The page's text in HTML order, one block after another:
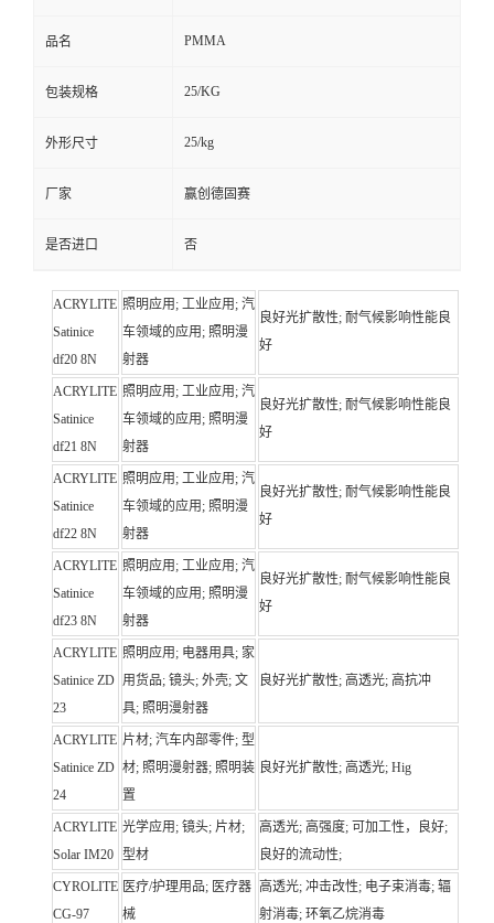
品名 PMMA
包装规格 25/KG
外形尺寸 25/kg
厂家 赢创德固赛
是否进口 否
ACRYLITE
Satinice
df20 8N
照明应用; 工业应用; 汽
车领域的应用; 照明漫
射器
良好光扩散性; 耐气候影响性能良
好
ACRYLITE
Satinice
df21 8N
照明应用; 工业应用; 汽
车领域的应用; 照明漫
射器
良好光扩散性; 耐气候影响性能良
好
ACRYLITE
Satinice
df22 8N
照明应用; 工业应用; 汽
车领域的应用; 照明漫
射器
良好光扩散性; 耐气候影响性能良
好
ACRYLITE
Satinice
df23 8N
照明应用; 工业应用; 汽
车领域的应用; 照明漫
射器
良好光扩散性; 耐气候影响性能良
好
ACRYLITE
Satinice ZD
23
照明应用; 电器用具; 家
用货品; 镜头; 外壳; 文
具; 照明漫射器
良好光扩散性; 高透光; 高抗冲
ACRYLITE
Satinice ZD
24
片材; 汽车内部零件; 型
材; 照明漫射器; 照明装
置
良好光扩散性; 高透光; Hig
ACRYLITE
Solar IM20
光学应用; 镜头; 片材;
型材
高透光; 高强度; 可加工性，良好;
良好的流动性;
CYROLITE
CG-97
医疗/护理用品; 医疗器
械
高透光; 冲击改性; 电子束消毒; 辐
射消毒; 环氧乙烷消毒